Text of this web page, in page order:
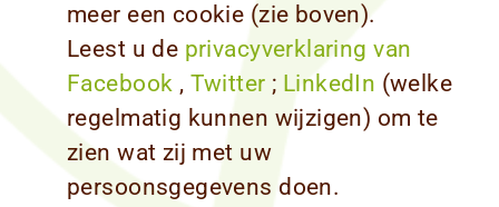
meer een cookie (zie boven).
Leest u de privacyverklaring van
Facebook , Twitter ; LinkedIn (welke
regelmatig kunnen wijzigen) om te
zien wat zij met uw
persoonsgegevens doen.